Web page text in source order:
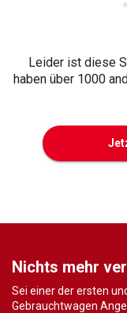
Leider ist diese
haben über 1000
Nichts mehr
Sei einer der ersten
Gebrauchtwagen